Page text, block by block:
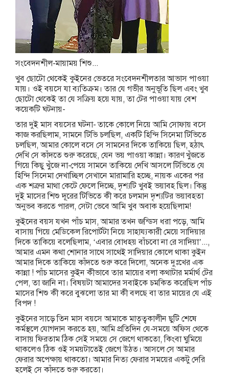
সংবেদনশীল-মায়াময় শিশু...
খুব ছোটো থেকেই কুইনের ভেতরে সংবেদনশীলতার আভাস পাওয়া
যায়। ওই বয়সে যা ব্যতিক্রম। তার যে গভীর অনুভূতি ছিল এবং খুব
ছোটো থেকেই তা যে সক্রিয় হয়ে যায়, তা টের পাওয়া যায় বেশ
কয়েকটি ঘটনায়-
তার দুই মাস বয়সের ঘটনা- তাকে কোলে নিয়ে আমি সোফায় বসে
কাজ করছিলাম, সামনে টিভি চলছিল, একটি হিন্দি সিনেমা টিভিতে
চলছিল, আমার কোলে বসে সে সামনের দিকে তাকিয়ে ছিল, হঠাৎ
দেখি সে কাঁদতে শুরু করেছে, যেন ভয় পাওয়া কান্না। কারণ খুঁজতে
গিয়ে কিছু খুঁজে না-পেয়ে সামনে তাকিয়ে দেখি আসলে টিভিতে যে
হিন্দি সিনেমা দেখাচ্ছিল সেখানে মারামারি হচ্ছে, নায়ক একের পর
এক শত্রুর মাথা কেটে ফেলে দিচ্ছে, দৃশ্যটি খুবই ভয়াবহ ছিল। কিন্তু
দুই মাসের শিশু দূরের টিভিতে কী করে চলমান দৃশ্যটির ভয়াবহতা
অনুভব করতে পারল, সেটা ভেবে আমি খুব অবাক হয়েছিলাম!
কুইনের বয়স যখন পাঁচ মাস, আমার তখন জন্ডিস ধরা পড়ে, আমি
বাসায় গিয়ে মেডিকেল রিপোর্টটা নিয়ে সাহায্যকারী মেয়ে সাদিয়ার
দিকে তাকিয়ে বলেছিলাম, ‘এবার বোধহয় বাঁচবো না রে সাদিয়া’...,
আমার এমন কথা শোনার সাথে সাথেই সাদিয়ার কোলে থাকা কুইন
আমার দিকে তাকিয়ে কাঁদতে শুরু করে দিলো, অনেক দুঃখের এক
কান্না ! পাঁচ মাসের কুইন কীভাবে তার মায়ের বলা কথাটার মর্মার্থ টের
পেল, তা জানি না। বিষয়টা আমাদের সবাইকে চমকিত করেছিল পাঁচ
মাসের শিশু কী করে বুঝলো তার মা কী বলছে বা তার মায়ের যে এই
বিপদ !
কুইনের সাড়ে তিন মাস বয়সে আমাকে মাতৃত্বকালীন ছুটি শেষে
কর্মস্থলে যোগদান করতে হয়, আমি প্রতিদিন যে-সময়ে অফিস থেকে
বাসায় ফিরতাম ঠিক সেই সময়ে সে জেগে থাকতো, কিংবা ঘুমিয়ে
থাকলেও ঠিক ওই সময়টাতেই জেগে উঠত। আসলে সে আমার
ফেরার অপেক্ষায় থাকতো। আমার নিত্য ফেরার সময়ের একটু দেরি
হলেই সে কাঁদতে শুরু করতো।